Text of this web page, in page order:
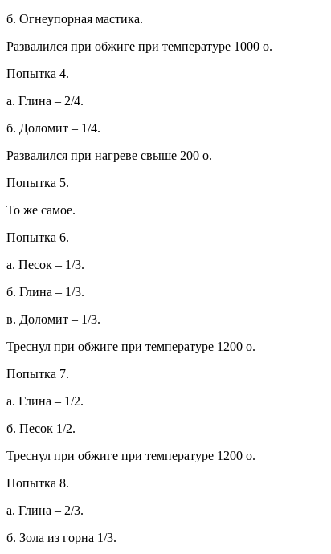
б. Огнеупорная мастика.
Развалился при обжиге при температуре 1000 о.
Попытка 4.
а. Глина – 2/4.
б. Доломит – 1/4.
Развалился при нагреве свыше 200 о.
Попытка 5.
То же самое.
Попытка 6.
а. Песок – 1/3.
б. Глина – 1/3.
в. Доломит – 1/3.
Треснул при обжиге при температуре 1200 о.
Попытка 7.
а. Глина – 1/2.
б. Песок 1/2.
Треснул при обжиге при температуре 1200 о.
Попытка 8.
а. Глина – 2/3.
б. Зола из горна 1/3.